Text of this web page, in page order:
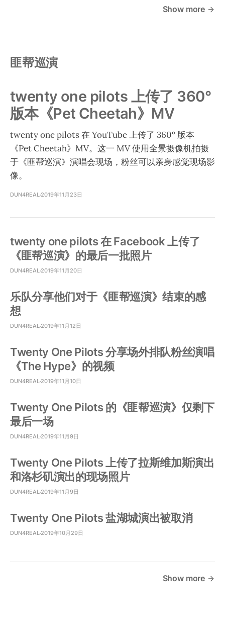
Show more
匪帮巡演
twenty one pilots 上传了 360°
版本《Pet Cheetah》MV
twenty one pilots 在 YouTube 上传了 360° 版本
《Pet Cheetah》MV。这一 MV 使用全景摄像机拍摄
于《匪帮巡演》演唱会现场，粉丝可以亲身感觉现场影
像。
DUN4REAL 2019年11月23日
twenty one pilots 在 Facebook 上传了
《匪帮巡演》的最后一批照片
DUN4REAL 2019年11月20日
乐队分享他们对于《匪帮巡演》结束的感
想
DUN4REAL 2019年11月12日
Twenty One Pilots 分享场外排队粉丝演唱
《The Hype》的视频
DUN4REAL 2019年11月10日
Twenty One Pilots 的《匪帮巡演》仅剩下
最后一场
DUN4REAL 2019年11月9日
Twenty One Pilots 上传了拉斯维加斯演出
和洛杉矶演出的现场照片
DUN4REAL 2019年11月9日
Twenty One Pilots 盐湖城演出被取消
DUN4REAL 2019年10月29日
Show more